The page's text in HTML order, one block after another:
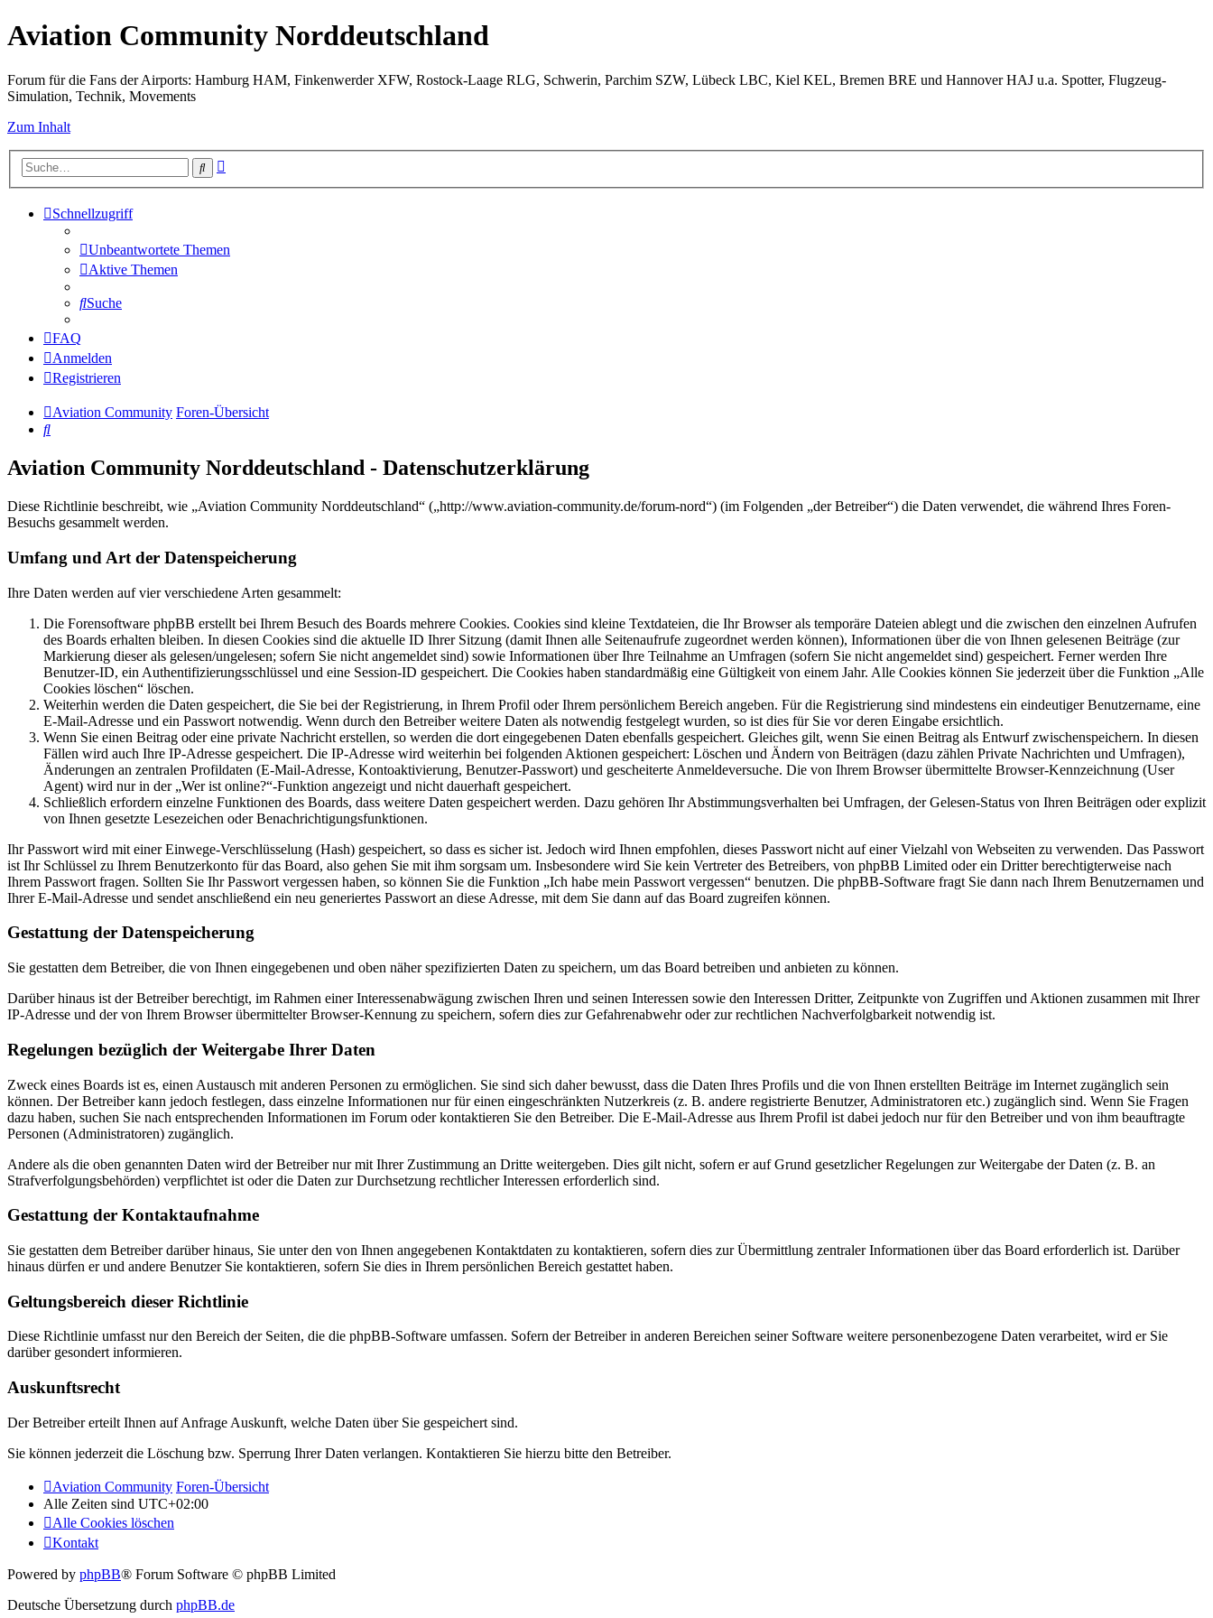
Aviation Community Norddeutschland
Forum für die Fans der Airports: Hamburg HAM, Finkenwerder XFW, Rostock-Laage RLG, Schwerin, Parchim SZW, Lübeck LBC, Kiel KEL, Bremen BRE und Hannover HAJ u.a. Spotter, Flugzeug-
Simulation, Technik, Movements
Zum Inhalt
Suche
Schnellzugriff
Unbeantwortete Themen
Aktive Themen
Suche
FAQ
Anmelden
Registrieren
Aviation Community Foren-Übersicht
Suche
Aviation Community Norddeutschland - Datenschutzerklärung
Diese Richtlinie beschreibt, wie „Aviation Community Norddeutschland“ („http://www.aviation-community.de/forum-nord“) (im Folgenden „der Betreiber“) die Daten verwendet, die während Ihres Foren-
Besuchs gesammelt werden.
Umfang und Art der Datenspeicherung
Ihre Daten werden auf vier verschiedene Arten gesammelt:
Die Forensoftware phpBB erstellt bei Ihrem Besuch des Boards mehrere Cookies. Cookies sind kleine Textdateien, die Ihr Browser als temporäre Dateien ablegt und die zwischen den einzelnen Aufrufen
des Boards erhalten bleiben. In diesen Cookies sind die aktuelle ID Ihrer Sitzung (damit Ihnen alle Seitenaufrufe zugeordnet werden können), Informationen über die von Ihnen gelesenen Beiträge (zur
Markierung dieser als gelesen/ungelesen; sofern Sie nicht angemeldet sind) sowie Informationen über Ihre Teilnahme an Umfragen (sofern Sie nicht angemeldet sind) gespeichert. Ferner werden Ihre
Benutzer-ID, ein Authentifizierungsschlüssel und eine Session-ID gespeichert. Die Cookies haben standardmäßig eine Gültigkeit von einem Jahr. Alle Cookies können Sie jederzeit über die Funktion „Alle
Cookies löschen“ löschen.
Weiterhin werden die Daten gespeichert, die Sie bei der Registrierung, in Ihrem Profil oder Ihrem persönlichem Bereich angeben. Für die Registrierung sind mindestens ein eindeutiger Benutzername, eine
E-Mail-Adresse und ein Passwort notwendig. Wenn durch den Betreiber weitere Daten als notwendig festgelegt wurden, so ist dies für Sie vor deren Eingabe ersichtlich.
Wenn Sie einen Beitrag oder eine private Nachricht erstellen, so werden die dort eingegebenen Daten ebenfalls gespeichert. Gleiches gilt, wenn Sie einen Beitrag als Entwurf zwischenspeichern. In diesen
Fällen wird auch Ihre IP-Adresse gespeichert. Die IP-Adresse wird weiterhin bei folgenden Aktionen gespeichert: Löschen und Ändern von Beiträgen (dazu zählen Private Nachrichten und Umfragen),
Änderungen an zentralen Profildaten (E-Mail-Adresse, Kontoaktivierung, Benutzer-Passwort) und gescheiterte Anmeldeversuche. Die von Ihrem Browser übermittelte Browser-Kennzeichnung (User
Agent) wird nur in der „Wer ist online?“-Funktion angezeigt und nicht dauerhaft gespeichert.
Schließlich erfordern einzelne Funktionen des Boards, dass weitere Daten gespeichert werden. Dazu gehören Ihr Abstimmungsverhalten bei Umfragen, der Gelesen-Status von Ihren Beiträgen oder explizit
von Ihnen gesetzte Lesezeichen oder Benachrichtigungsfunktionen.
Ihr Passwort wird mit einer Einwege-Verschlüsselung (Hash) gespeichert, so dass es sicher ist. Jedoch wird Ihnen empfohlen, dieses Passwort nicht auf einer Vielzahl von Webseiten zu verwenden. Das Passwort
ist Ihr Schlüssel zu Ihrem Benutzerkonto für das Board, also gehen Sie mit ihm sorgsam um. Insbesondere wird Sie kein Vertreter des Betreibers, von phpBB Limited oder ein Dritter berechtigterweise nach
Ihrem Passwort fragen. Sollten Sie Ihr Passwort vergessen haben, so können Sie die Funktion „Ich habe mein Passwort vergessen“ benutzen. Die phpBB-Software fragt Sie dann nach Ihrem Benutzernamen und
Ihrer E-Mail-Adresse und sendet anschließend ein neu generiertes Passwort an diese Adresse, mit dem Sie dann auf das Board zugreifen können.
Gestattung der Datenspeicherung
Sie gestatten dem Betreiber, die von Ihnen eingegebenen und oben näher spezifizierten Daten zu speichern, um das Board betreiben und anbieten zu können.
Darüber hinaus ist der Betreiber berechtigt, im Rahmen einer Interessenabwägung zwischen Ihren und seinen Interessen sowie den Interessen Dritter, Zeitpunkte von Zugriffen und Aktionen zusammen mit Ihrer
IP-Adresse und der von Ihrem Browser übermittelter Browser-Kennung zu speichern, sofern dies zur Gefahrenabwehr oder zur rechtlichen Nachverfolgbarkeit notwendig ist.
Regelungen bezüglich der Weitergabe Ihrer Daten
Zweck eines Boards ist es, einen Austausch mit anderen Personen zu ermöglichen. Sie sind sich daher bewusst, dass die Daten Ihres Profils und die von Ihnen erstellten Beiträge im Internet zugänglich sein
können. Der Betreiber kann jedoch festlegen, dass einzelne Informationen nur für einen eingeschränkten Nutzerkreis (z. B. andere registrierte Benutzer, Administratoren etc.) zugänglich sind. Wenn Sie Fragen
dazu haben, suchen Sie nach entsprechenden Informationen im Forum oder kontaktieren Sie den Betreiber. Die E-Mail-Adresse aus Ihrem Profil ist dabei jedoch nur für den Betreiber und von ihm beauftragte
Personen (Administratoren) zugänglich.
Andere als die oben genannten Daten wird der Betreiber nur mit Ihrer Zustimmung an Dritte weitergeben. Dies gilt nicht, sofern er auf Grund gesetzlicher Regelungen zur Weitergabe der Daten (z. B. an
Strafverfolgungsbehörden) verpflichtet ist oder die Daten zur Durchsetzung rechtlicher Interessen erforderlich sind.
Gestattung der Kontaktaufnahme
Sie gestatten dem Betreiber darüber hinaus, Sie unter den von Ihnen angegebenen Kontaktdaten zu kontaktieren, sofern dies zur Übermittlung zentraler Informationen über das Board erforderlich ist. Darüber
hinaus dürfen er und andere Benutzer Sie kontaktieren, sofern Sie dies in Ihrem persönlichen Bereich gestattet haben.
Geltungsbereich dieser Richtlinie
Diese Richtlinie umfasst nur den Bereich der Seiten, die die phpBB-Software umfassen. Sofern der Betreiber in anderen Bereichen seiner Software weitere personenbezogene Daten verarbeitet, wird er Sie
darüber gesondert informieren.
Auskunftsrecht
Der Betreiber erteilt Ihnen auf Anfrage Auskunft, welche Daten über Sie gespeichert sind.
Sie können jederzeit die Löschung bzw. Sperrung Ihrer Daten verlangen. Kontaktieren Sie hierzu bitte den Betreiber.
Aviation Community Foren-Übersicht
Alle Zeiten sind UTC+02:00
Alle Cookies löschen
Kontakt
Powered by phpBB® Forum Software © phpBB Limited
Deutsche Übersetzung durch phpBB.de